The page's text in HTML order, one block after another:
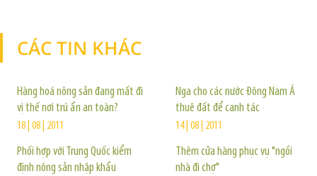
CÁC TIN KHÁC
Hàng hoá nông sản đang mất đi
vị thế nơi trú ẩn an toàn?
18 | 08 | 2011
Phối hợp với Trung Quốc kiểm
định nông sản nhập khẩu
Nga cho các nước Đông Nam Á
thuê đất để canh tác
14 | 08 | 2011
Thêm cửa hàng phục vụ "ngồi
nhà đi chợ"